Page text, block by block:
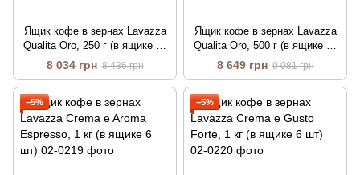
Ящик кофе в зернах Lavazza
Qualita Oro, 250 г (в ящике 20
8 034 грн 8 436 грн
Ящик кофе в зернах Lavazza
Qualita Oro, 500 г (в ящике 12
8 649 грн 9 081 грн
−5% −5%